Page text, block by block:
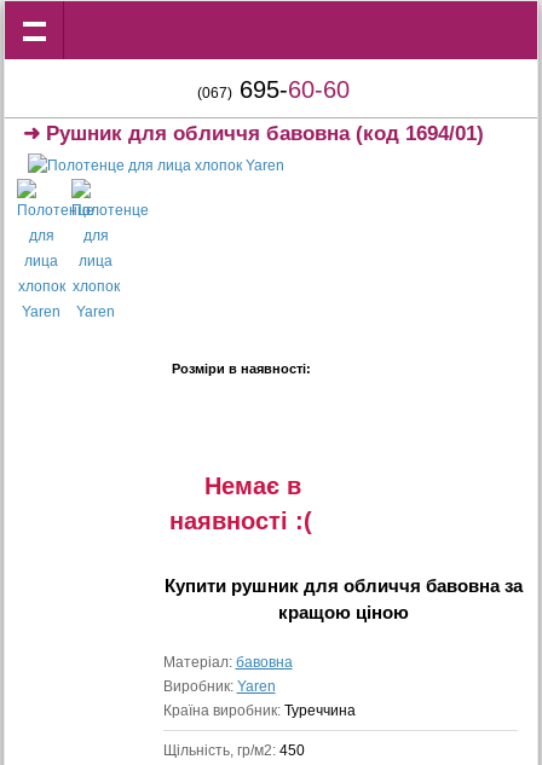
(067) 695-60-60
➜ Рушник для обличчя бавовна(код 1694/01)
Розміри в наявності:
Немає в
наявностi :(
Купити рушник для обличчя бавовназа
кращою ціною
Матеріал: бавовна
Виробник: Yaren
Країна виробник: Туреччина
Щільність, гр/м2: 450